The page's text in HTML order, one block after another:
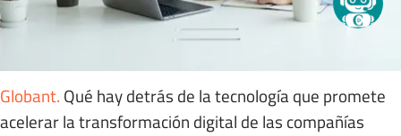
Globant. Qué hay detrás de la tecnología que promete
acelerar la transformación digital de las compañías